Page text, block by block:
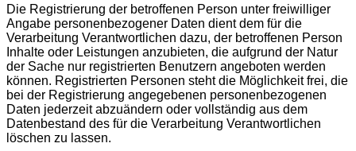
Die Registrierung der betroffenen Person unter freiwilliger
Angabe personenbezogener Daten dient dem für die
Verarbeitung Verantwortlichen dazu, der betroffenen Person
Inhalte oder Leistungen anzubieten, die aufgrund der Natur
der Sache nur registrierten Benutzern angeboten werden
können. Registrierten Personen steht die Möglichkeit frei, die
bei der Registrierung angegebenen personenbezogenen
Daten jederzeit abzuändern oder vollständig aus dem
Datenbestand des für die Verarbeitung Verantwortlichen
löschen zu lassen.